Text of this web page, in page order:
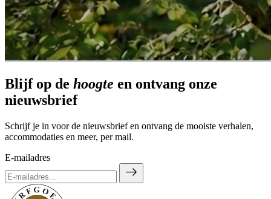
Blijf op de hoogte en ontvang onze
nieuwsbrief
Schrijf je in voor de nieuwsbrief en ontvang de mooiste verhalen,
accommodaties en meer, per mail.
E-mailadres
east